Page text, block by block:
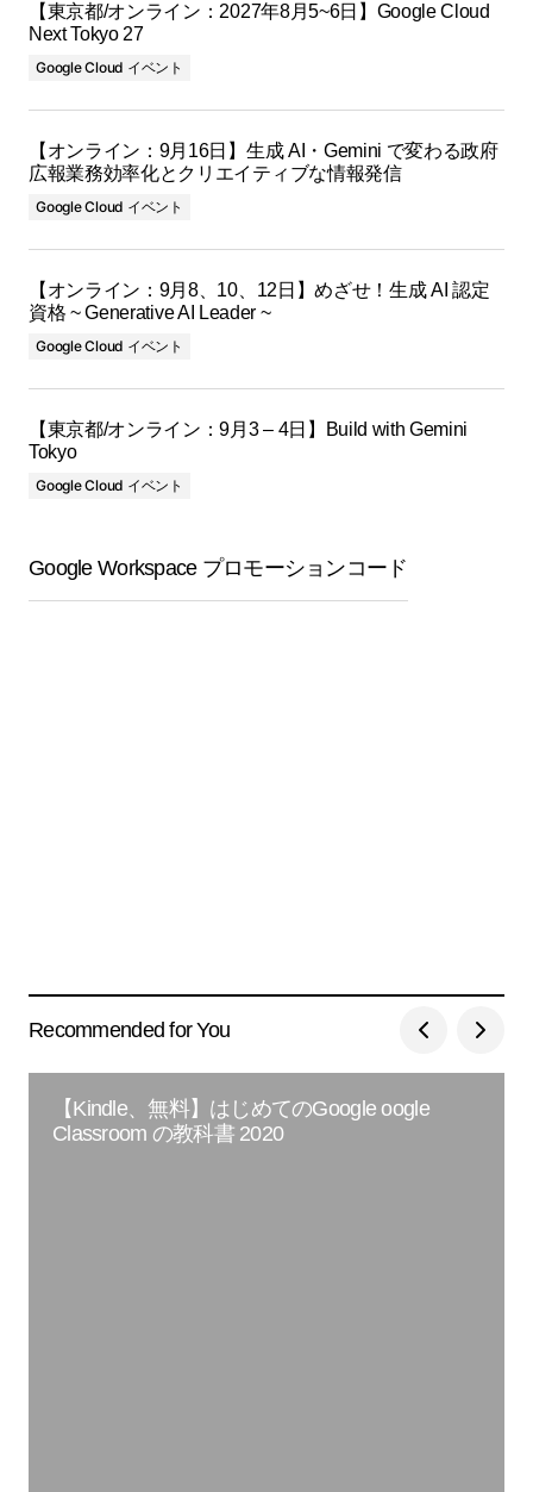
【東京都/オンライン：2027年8月5~6日】Google Cloud
Next Tokyo 27
Google Cloud イベント
【オンライン：9月16日】生成 AI・Gemini で変わる政府
広報業務効率化とクリエイティブな情報発信
Google Cloud イベント
【オンライン：9月8、10、12日】めざせ！生成 AI 認定
資格 ~ Generative AI Leader ~
Google Cloud イベント
【東京都/オンライン：9月3 – 4日】Build with Gemini
Tokyo
Google Cloud イベント
Google Workspace プロモーションコード
Recommended for You
【Kindle、無料】はじめてのGoogle oogle
Classroom の教科書 2020